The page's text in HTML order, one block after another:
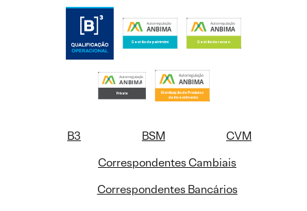
B3 BSM
CVM
Correspondentes Cambiais
Correspondentes Bancários